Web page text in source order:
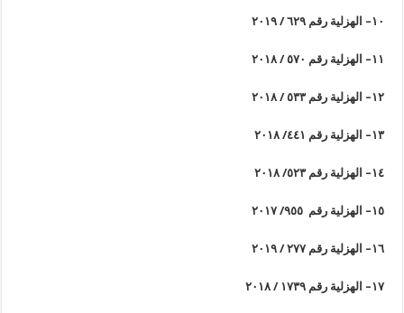
١٠– الهزلية رقم ٦٢٩ / ٢٠١٩
١١– الهزلية رقم ٥٧٠ / ٢٠١٨
١٢– الهزلية رقم ٥٣٣ / ٢٠١٨
١٣– الهزلية رقم ٤٤١/ ٢٠١٨
١٤– الهزلية رقم ٥٢٣/ ٢٠١٨
١٥– الهزلية رقم ٩٥٥/ ٢٠١٧
١٦– الهزلية رقم ٢٧٧ / ٢٠١٩
١٧– الهزلية رقم ١٧٣٩ / ٢٠١٨